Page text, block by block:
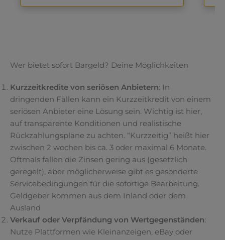
Wer bietet sofort Bargeld? Deine Möglichkeiten
Kurzzeitkredite von seriösen Anbietern: In
dringenden Fällen kann ein Kurzzeitkredit von einem
seriösen Anbieter eine Lösung sein. Wichtig ist hier,
auf transparente Konditionen und realistische
Rückzahlungspläne zu achten. “Kurzzeitig” heißt hier
zwischen 2 wochen bis ca. 3 oder maximal 6 Monate.
Oftmals fallen die Zinsen gering aus (gesetzlich
geregelt), aber möglicherweise gibt es gesonderte
Servicebedingungen für die sofortige Bearbeitung.
Geldgeber kommen aus dem Inland oder dem
Ausland
Verkauf oder Verpfändung von Wertgegenständen:
Nutze Plattformen wie Kleinanzeigen, eBay oder